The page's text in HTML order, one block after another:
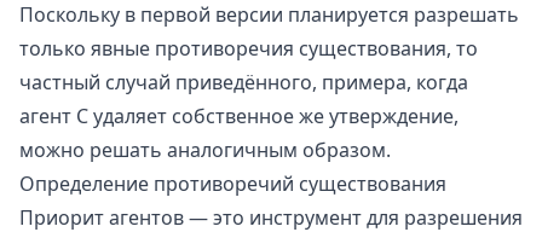
Поскольку в первой версии планируется разрешать
только явные противоречия существования, то
частный случай приведённого, примера, когда
агент C удаляет собственное же утверждение,
можно решать аналогичным образом.
Определение противоречий существования
Приорит агентов — это инструмент для разрешения